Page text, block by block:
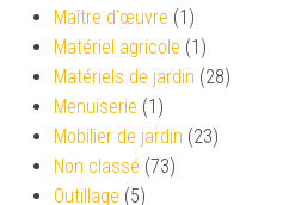
Maître d'œuvre (1)
Matériel agricole (1)
Matériels de jardin (28)
Menuiserie (1)
Mobilier de jardin (23)
Non classé (73)
Outillage (5)